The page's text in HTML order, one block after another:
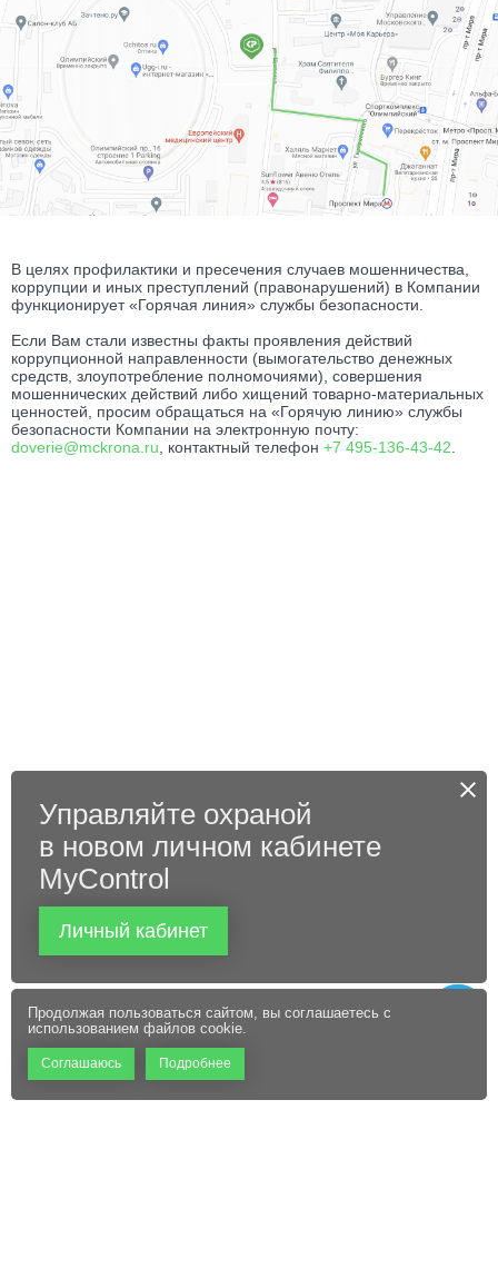
В целях профилактики и пресечения случаев мошенничества,
коррупции и иных преступлений (правонарушений) в Компании
функционирует «Горячая линия» службы безопасности.
Если Вам стали известны факты проявления действий
коррупционной направленности (вымогательство денежных
средств, злоупотребление полномочиями), совершения
мошеннических действий либо хищений товарно-материальных
ценностей, просим обращаться на «Горячую линию» службы
безопасности Компании на электронную почту:
doverie@mckrona.ru , контактный телефон +7 495-136-43-42
Управляйте охраной
в новом личном кабинете
MyControl
Личный кабинет
Продолжая пользоваться сайтом, вы соглашаетесь с
использованием файлов cookie.
Соглашаюсь Подробнее